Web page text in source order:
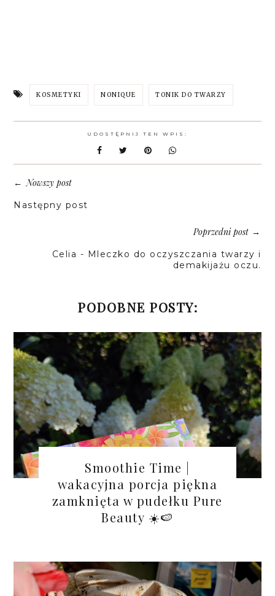
KOSMETYKI NONIQUE TONIK DO TWARZY
UDOSTĘPNIJ TEN WPIS:
←Nowszy post
Następny post
Poprzedni post→
Celia - Mleczko do oczyszczania twarzy i
demakijażu oczu.
PODOBNE POSTY:
Smoothie Time |
wakacyjna porcja piękna
zamknięta w pudełku Pure
Beauty ☀️🍉